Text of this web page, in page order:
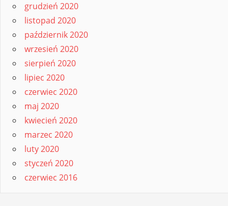
grudzień 2020
listopad 2020
październik 2020
wrzesień 2020
sierpień 2020
lipiec 2020
czerwiec 2020
maj 2020
kwiecień 2020
marzec 2020
luty 2020
styczeń 2020
czerwiec 2016